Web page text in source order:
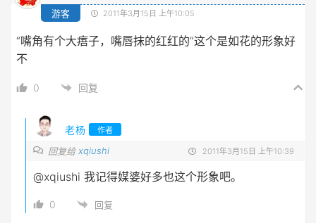
游客 2011年3月15日 上午10:05
“嘴角有个大痦子，嘴唇抹的红红的”这个是如花的形象好
不
0 回复
老杨 作者
回复给 xqiushi 2011年3月15日 上午10:39
@xqiushi 我记得媒婆好多也这个形象吧。
0 回复